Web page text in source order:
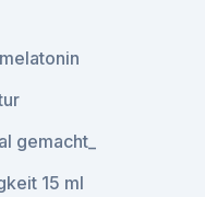
gemacht_
15 ml